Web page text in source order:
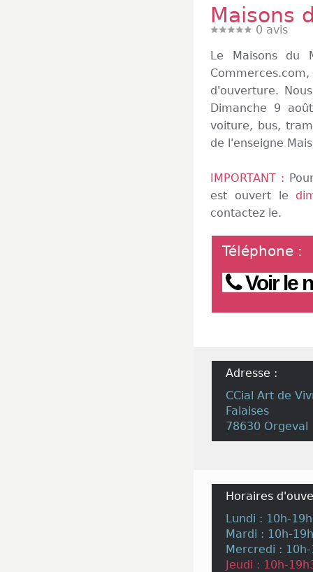
Maisons
0 avis
Le Maisons du
d'ouverture.
Dimanche 9
voiture, bus,
de l'enseigne
IMPORTANT :
est ouvert le
contactez le.
Téléphone :
Voir le
Adresse :
CCial Art de
Falaises
78630 Orgeval
Horaires
Lundi : 10h-
Mardi : 10h-
Mercredi :
Jeudi : 10h-